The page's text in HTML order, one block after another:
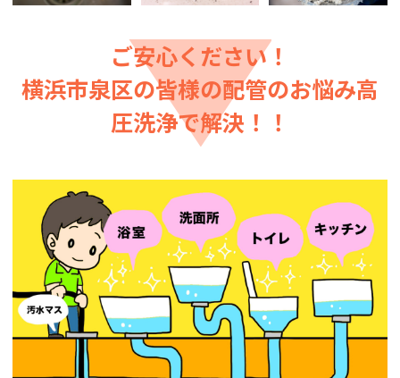
ご安心ください！
横浜市泉区の皆様の配管のお悩み高
圧洗浄で解決！！